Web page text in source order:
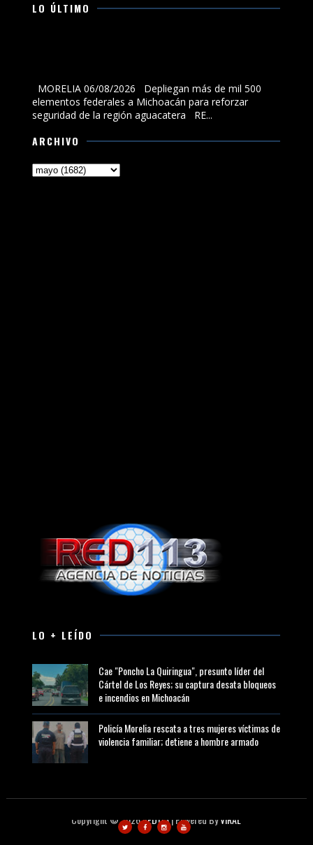
LO ÚLTIMO
MORELIA 06/08/2026 Depliegan más de mil 500
elementos federales a Michoacán para reforzar
seguridad de la región aguacatera RE...
ARCHIVO
LO + LEÍDO
Cae "Poncho La Quiringua", presunto líder del
Cártel de Los Reyes; su captura desata bloqueos
e incendios en Michoacán
Policía Morelia rescata a tres mujeres víctimas de
violencia familiar; detiene a hombre armado
Copyright ©2026RED113| Powered ByVIRAL